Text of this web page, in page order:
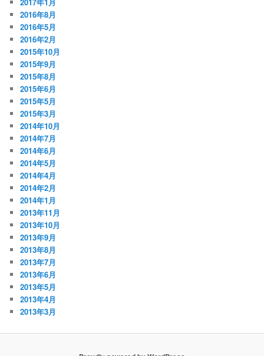
2016年8月
2016年5月
2016年2月
2015年10月
2015年9月
2015年8月
2015年6月
2015年5月
2015年3月
2014年10月
2014年7月
2014年6月
2014年5月
2014年4月
2014年2月
2014年1月
2013年11月
2013年10月
2013年9月
2013年8月
2013年7月
2013年6月
2013年5月
2013年4月
2013年3月